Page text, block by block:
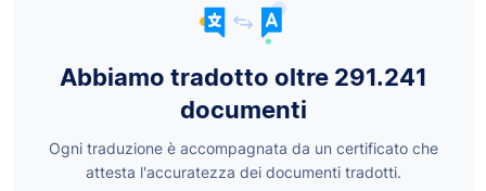
Abbiamo tradotto oltre 291.241
documenti
Ogni traduzione è accompagnata da un certificato che
attesta l'accuratezza dei documenti tradotti.